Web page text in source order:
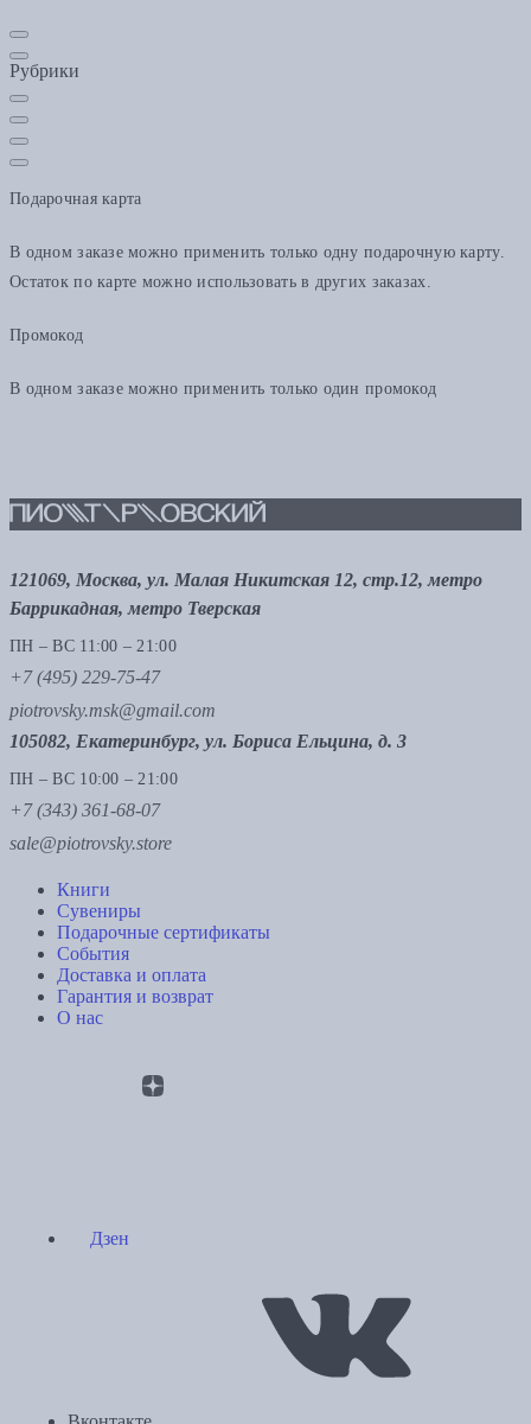
Рубрики
Подарочная карта
В одном заказе можно применить только одну подарочную карту.
Остаток по карте можно использовать в других заказах.
Промокод
В одном заказе можно применить только один промокод
121069, Москва, ул. Малая Никитская 12, стр.12, метро
Баррикадная, метро Тверская
ПН – ВС 11:00 – 21:00
+7 (495) 229-75-47
piotrovsky.msk@gmail.com
105082, Екатеринбург, ул. Бориса Ельцина, д. 3
ПН – ВС 10:00 – 21:00
+7 (343) 361-68-07
sale@piotrovsky.store
Книги
Сувениры
Подарочные сертификаты
События
Доставка и оплата
Гарантия и возврат
О нас
Дзен